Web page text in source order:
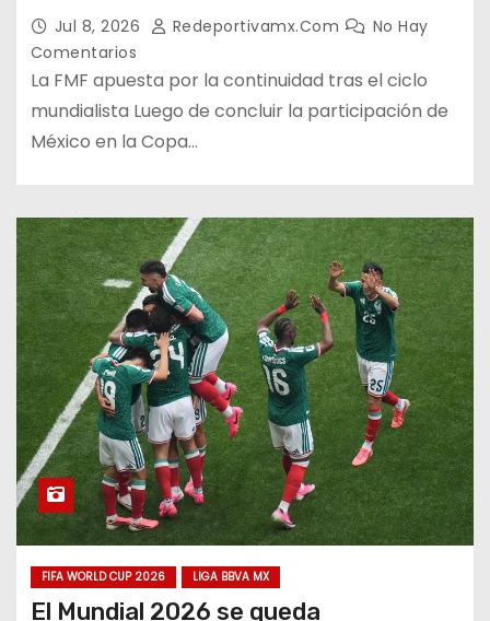
Jul 8, 2026 Redeportivamx.com
No Hay
Comentarios
La FMF apuesta por la continuidad tras el ciclo
mundialista Luego de concluir la participación de
México en la Copa…
FIFA WORLD CUP 2026 LIGA BBVA MX
El Mundial 2026 se queda